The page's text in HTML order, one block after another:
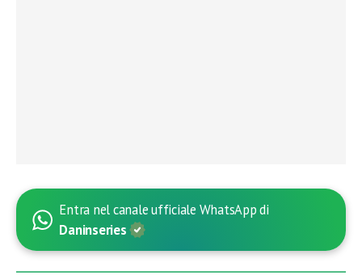
Entra nel canale ufficiale WhatsApp di
Daninseries